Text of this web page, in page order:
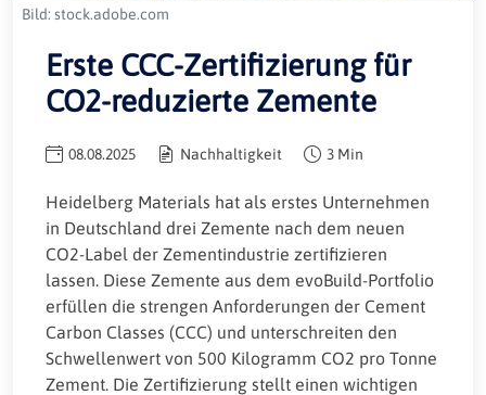
Bild: stock.adobe.com
Erste CCC-Zertifizierung für
CO2-reduzierte Zemente
08.08.2025 Nachhaltigkeit 3 Min
Heidelberg Materials hat als erstes Unternehmen
in Deutschland drei Zemente nach dem neuen
CO2-Label der Zementindustrie zertifizieren
lassen. Diese Zemente aus dem evoBuild-Portfolio
erfüllen die strengen Anforderungen der Cement
Carbon Classes (CCC) und unterschreiten den
Schwellenwert von 500 Kilogramm CO2 pro Tonne
Zement. Die Zertifizierung stellt einen wichtigen